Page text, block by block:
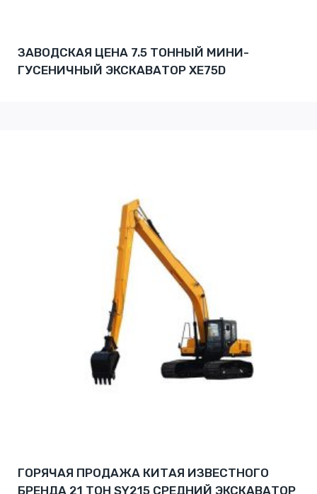
ЗАВОДСКАЯ ЦЕНА 7.5 ТОННЫЙ МИНИ-
ГУСЕНИЧНЫЙ ЭКСКАВАТОР XE75D
ГОРЯЧАЯ ПРОДАЖА КИТАЯ ИЗВЕСТНОГО
БРЕНДА 21 ТОН SY215 СРЕДНИЙ ЭКСКАВАТОР